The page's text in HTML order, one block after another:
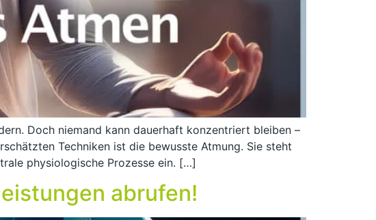
Doch niemand kann dauerhaft konzentriert bleiben –
Techniken ist die bewusste Atmung. Sie steht
physiologische Prozesse ein. […]
abrufen!